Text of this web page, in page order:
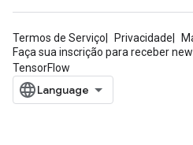
Termos de Serviço Privacidade
Faça sua inscrição para receber
TensorFlow